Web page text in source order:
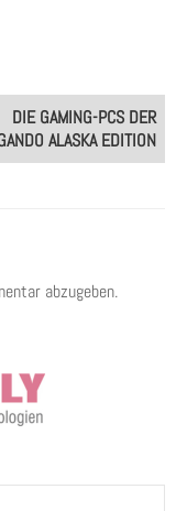
DIE GAMING-PCS DER
ALASKA EDITION
abzugeben.